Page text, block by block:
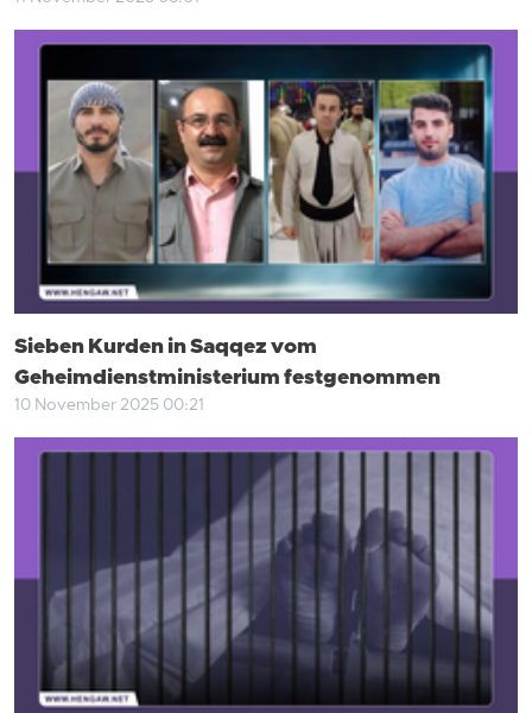
Sieben Kurden in Saqqez vom
Geheimdienstministerium festgenommen
10 November 2025 00:21